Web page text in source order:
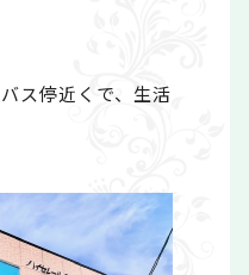
ス停近くで、生活